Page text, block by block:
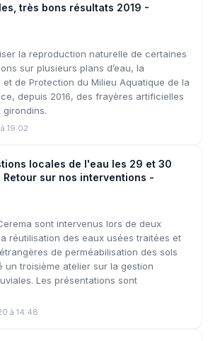
très bons résultats 2019 -
la reproduction naturelle de certaines
sur plusieurs plans d’eau, la
et de Protection du Milieu Aquatique de la
depuis 2016, des frayères artificielles
girondins.
19:02
locales de l'eau les 29 et 30
Retour sur nos interventions -
sont intervenus lors de deux
réutilisation des eaux usées traitées et
de perméabilisation des sols
un troisième atelier sur la gestion
Les présentations sont
à 14:48